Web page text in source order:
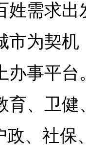
姓需求
市为契
办事平
育、卫
政、社